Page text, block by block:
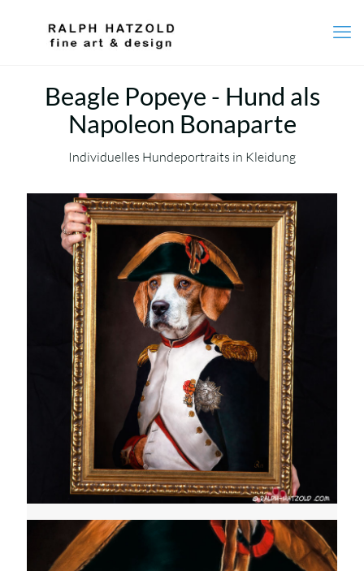
Beagle Popeye - Hund als
Napoleon Bonaparte
Individuelles Hundeportraits in Kleidung